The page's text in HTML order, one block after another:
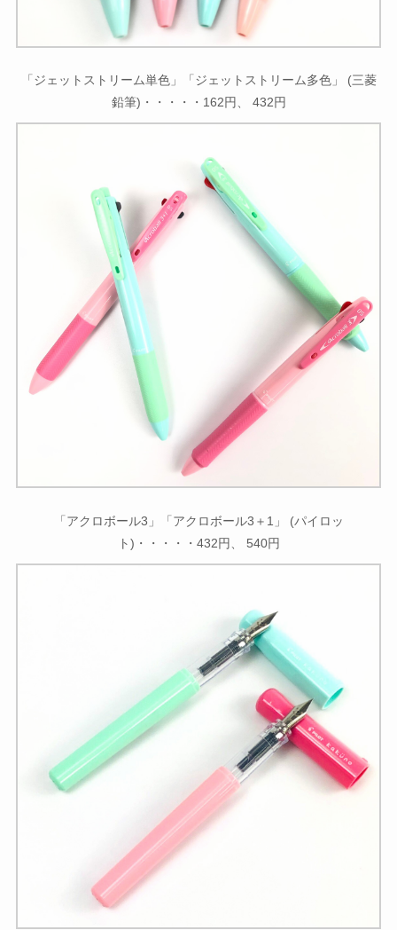
「ジェットストリーム単色」「ジェットストリーム多色」 (三菱
鉛筆)・・・・・162円、 432円
「アクロボール3」「アクロボール3＋1」 (パイロッ
ト)・・・・・432円、 540円